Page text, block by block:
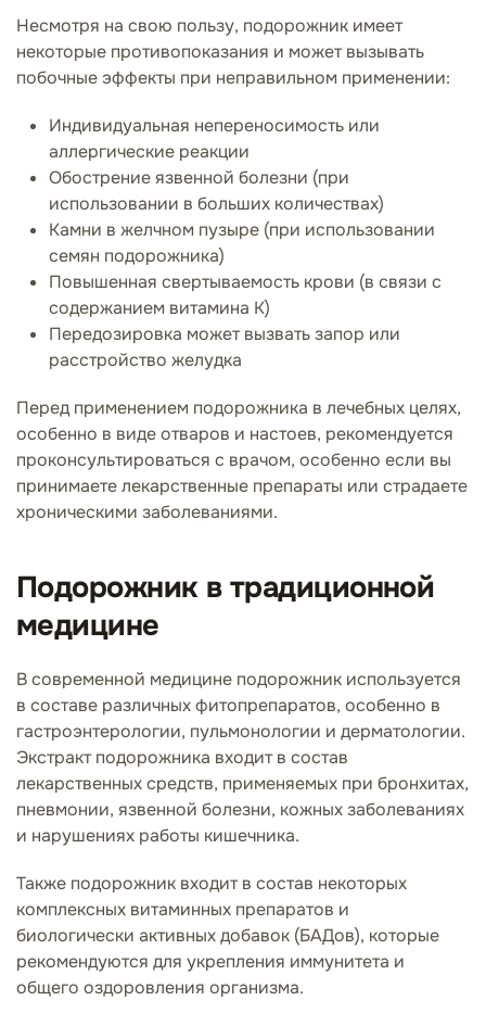
Несмотря на свою пользу, подорожник имеет
некоторые противопоказания и может вызывать
побочные эффекты при неправильном применении:
Индивидуальная непереносимость или
аллергические реакции
Обострение язвенной болезни (при
использовании в больших количествах)
Камни в желчном пузыре (при использовании
семян подорожника)
Повышенная свертываемость крови (в связи с
содержанием витамина К)
Передозировка может вызвать запор или
расстройство желудка
Перед применением подорожника в лечебных целях,
особенно в виде отваров и настоев, рекомендуется
проконсультироваться с врачом, особенно если вы
принимаете лекарственные препараты или страдаете
хроническими заболеваниями.
Подорожник в традиционной
медицине
В современной медицине подорожник используется
в составе различных фитопрепаратов, особенно в
гастроэнтерологии, пульмонологии и дерматологии.
Экстракт подорожника входит в состав
лекарственных средств, применяемых при бронхитах,
пневмонии, язвенной болезни, кожных заболеваниях
и нарушениях работы кишечника.
Также подорожник входит в состав некоторых
комплексных витаминных препаратов и
биологически активных добавок (БАДов), которые
рекомендуются для укрепления иммунитета и
общего оздоровления организма.